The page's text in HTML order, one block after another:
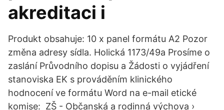
akreditaci i
Produkt obsahuje: 10 x panel formátu A2 Pozor
změna adresy sídla. Holická 1173/49a Prosíme o
zaslání Průvodního dopisu a Žádosti o vyjádření
stanoviska EK s prováděním klinického
hodnocení ve formátu Word na e-mail etické
komise: ZŠ - Občanská a rodinná výchova ›